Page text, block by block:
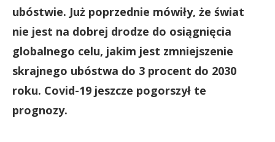
ubóstwie. Już poprzednie mówiły, że świat
nie jest na dobrej drodze do osiągnięcia
globalnego celu, jakim jest zmniejszenie
skrajnego ubóstwa do 3 procent do 2030
roku. Covid-19 jeszcze pogorszył te
prognozy.